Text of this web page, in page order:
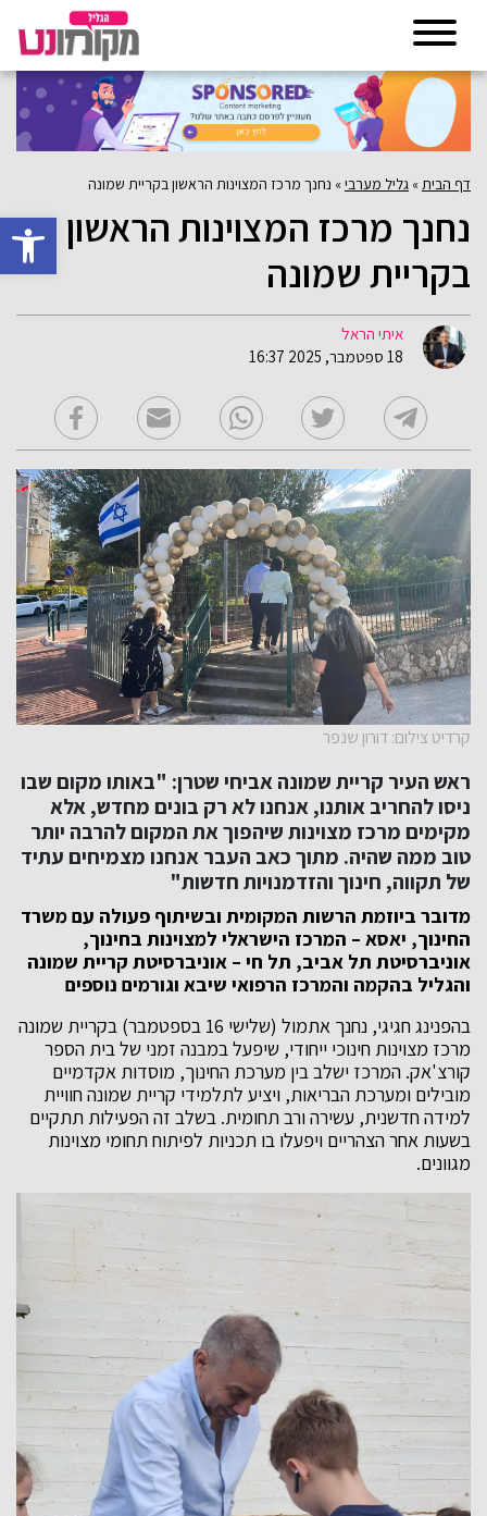
פתח
דף הבית » גליל מערבי» נחנך מרכז המצוינות הראשון בקריית שמונה
נחנך מרכז המצוינות הראשון
בקריית שמונה
איתי הראל
18 ספטמבר, 2025 16:37
קרדיט צילום: דורון שנפר
ראש העיר קריית שמונה אביחי שטרן: "באותו מקום שבו
ניסו להחריב אותנו, אנחנו לא רק בונים מחדש, אלא
מקימים מרכז מצוינות שיהפוך את המקום להרבה יותר
טוב ממה שהיה. מתוך כאב העבר אנחנו מצמיחים עתיד
של תקווה, חינוך והזדמנויות חדשות"
מדובר ביוזמת הרשות המקומית ובשיתוף פעולה עם משרד
החינוך, יאסא – המרכז הישראלי למצוינות בחינוך,
אוניברסיטת תל אביב, תל חי – אוניברסיטת קריית שמונה
והגליל בהקמה והמרכז הרפואי שיבא וגורמים נוספים
בהפנינג חגיגי, נחנך אתמול (שלישי 16 בספטמבר) בקריית שמונה
מרכז מצוינות חינוכי ייחודי, שיפעל במבנה זמני של בית הספר
קורצ'אק. המרכז ישלב בין מערכת החינוך, מוסדות אקדמיים
מובילים ומערכת הבריאות, ויציע לתלמידי קריית שמונה חוויית
למידה חדשנית, עשירה ורב תחומית. בשלב זה הפעילות תתקיים
בשעות אחר הצהריים ויפעלו בו תכניות לפיתוח תחומי מצוינות
מגוונים.